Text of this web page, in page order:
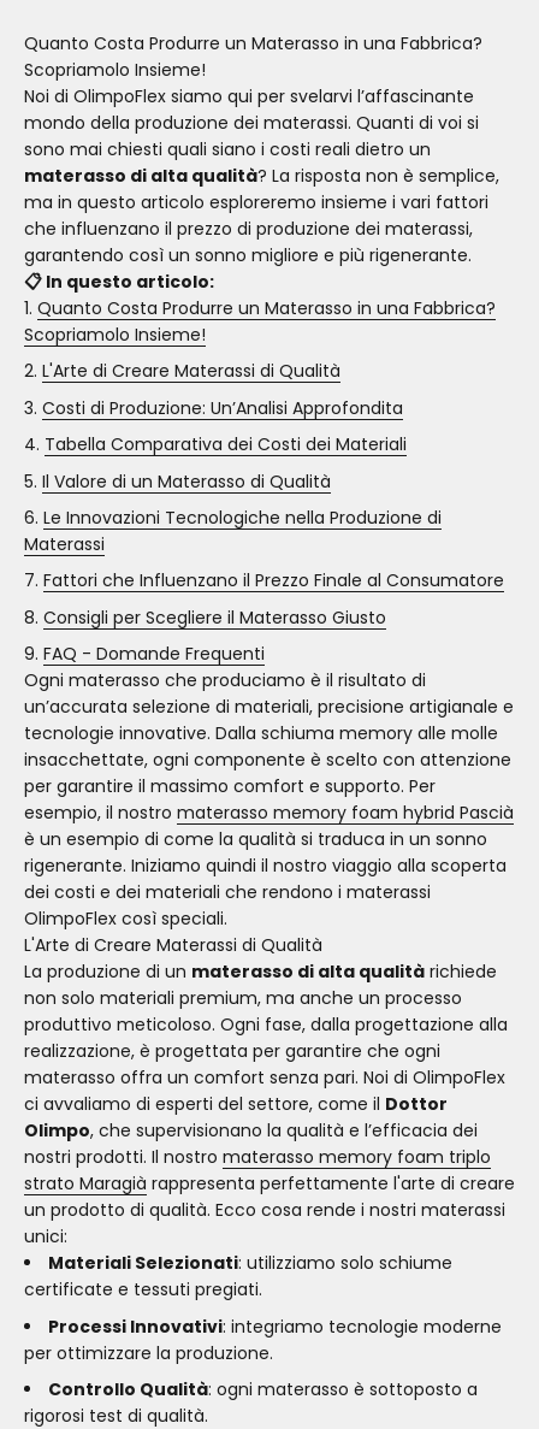
Quanto Costa Produrre un Materasso in una Fabbrica?
Scopriamolo Insieme!
Noi di OlimpoFlex siamo qui per svelarvi l’affascinante
mondo della produzione dei materassi. Quanti di voi si
sono mai chiesti quali siano i costi reali dietro un
materasso di alta qualità? La risposta non è semplice,
ma in questo articolo esploreremo insieme i vari fattori
che influenzano il prezzo di produzione dei materassi,
garantendo così un sonno migliore e più rigenerante.
📋 In questo articolo:
Quanto Costa Produrre un Materasso in una Fabbrica?
Scopriamolo Insieme!
L'Arte di Creare Materassi di Qualità
Costi di Produzione: Un’Analisi Approfondita
Tabella Comparativa dei Costi dei Materiali
Il Valore di un Materasso di Qualità
Le Innovazioni Tecnologiche nella Produzione di
Materassi
Fattori che Influenzano il Prezzo Finale al Consumatore
Consigli per Scegliere il Materasso Giusto
FAQ - Domande Frequenti
Ogni materasso che produciamo è il risultato di
un’accurata selezione di materiali, precisione artigianale e
tecnologie innovative. Dalla schiuma memory alle molle
insacchettate, ogni componente è scelto con attenzione
per garantire il massimo comfort e supporto. Per
esempio, il nostro materasso memory foam hybrid Pascià
è un esempio di come la qualità si traduca in un sonno
rigenerante. Iniziamo quindi il nostro viaggio alla scoperta
dei costi e dei materiali che rendono i materassi
OlimpoFlex così speciali.
L'Arte di Creare Materassi di Qualità
La produzione di un materasso di alta qualità richiede
non solo materiali premium, ma anche un processo
produttivo meticoloso. Ogni fase, dalla progettazione alla
realizzazione, è progettata per garantire che ogni
materasso offra un comfort senza pari. Noi di OlimpoFlex
ci avvaliamo di esperti del settore, come il Dottor
Olimpo, che supervisionano la qualità e l’efficacia dei
nostri prodotti. Il nostro materasso memory foam triplo
strato Maragià rappresenta perfettamente l'arte di creare
un prodotto di qualità. Ecco cosa rende i nostri materassi
unici:
Materiali Selezionati: utilizziamo solo schiume
certificate e tessuti pregiati.
Processi Innovativi: integriamo tecnologie moderne
per ottimizzare la produzione.
Controllo Qualità: ogni materasso è sottoposto a
rigorosi test di qualità.